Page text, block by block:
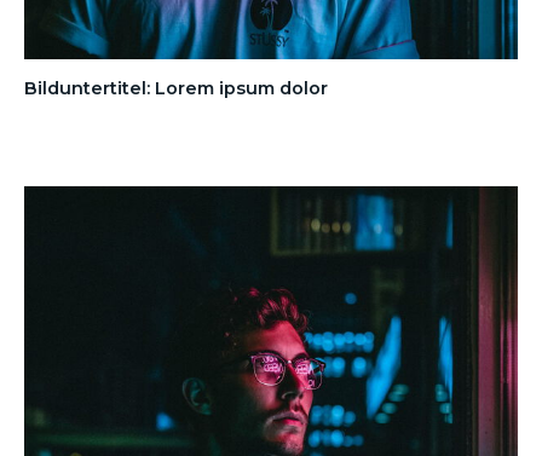
Bilduntertitel: Lorem ipsum dolor